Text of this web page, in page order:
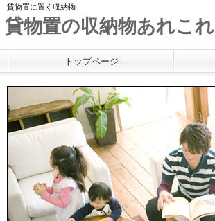
貸物置に置く収納物
貸物置の収納物あれこれ
トップページ